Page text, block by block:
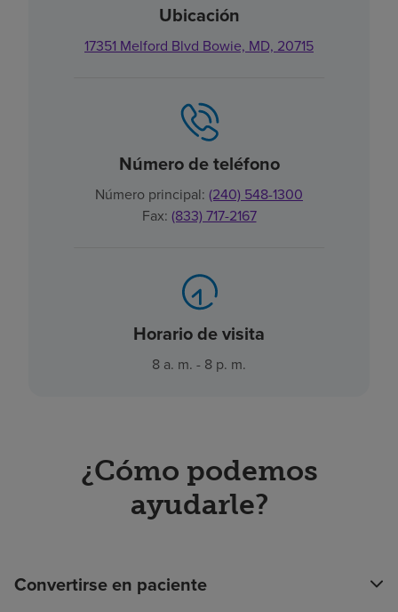
Ubicación
17351 Melford Blvd Bowie, MD, 20715
Número de teléfono
Número principal: (240) 548-1300
Fax: (833) 717-2167
Horario de visita
8 a. m. - 8 p. m.
¿Cómo podemos
ayudarle?
Convertirse en paciente